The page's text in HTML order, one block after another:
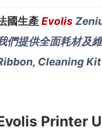
國生產 Evolis
們提供全面耗材及
Cleaning
Printer